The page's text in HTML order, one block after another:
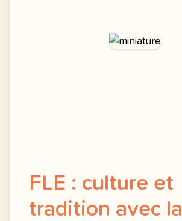
FLE : culture et
tradition avec la